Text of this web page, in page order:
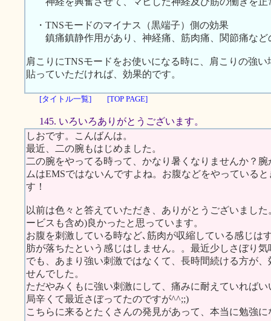
・TNSモードのマイナス（黒端子）側の効果
鎮痛鎮静作用があり、神経痛、筋肉痛、関節痛など
肩こりにTNSモードをお使いになる時に、肩こりの強
貼っていただければ、効果的です。
[タイトル一覧] [TOP PAGE]
145. いろいろありがとうございます。
しおです。こんばんは。
最近、二の腕もはじめました。
二の腕をやってる時って、かなり暑くなりませんか？
ムはEMSではないんですよね。お腹などをやっている
す！
以前は色々と答えていただき、ありがとうございまし
ービスも含め)良かったと思っています。
お腹を刺激している時など､筋肉が収縮している感じは
肪が落ちたという感じはしません。。最近少しさぼり
でも、あまり強い刺激ではなくて、長時間続ける方が
せんでした。
ただやみくもに強い刺激にして、痛みに耐えていれば
局辛くて最近さぼってたのですが^^;;)
こちらに来るとたくさんの発見があって、本当に勉強に